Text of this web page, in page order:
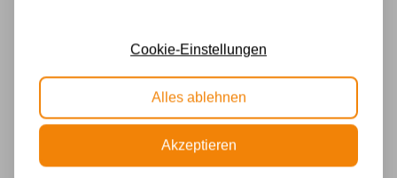
Stromversorgung
230v
Cookie-Einstellungen
Alles ablehnen
Akzeptieren